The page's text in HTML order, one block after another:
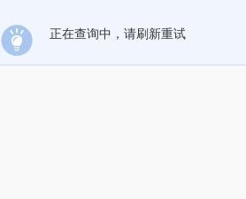
正在查询中，请刷新重试